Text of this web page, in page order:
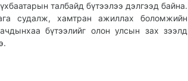
талбайд бүтээлээ дэлгээд байна.
судалж, хамтран ажиллах боломжийн
бүтээлийг олон улсын зах зээлд